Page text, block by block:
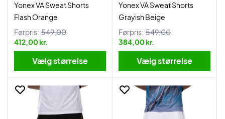
Yonex VA Sweat Shorts
Flash Orange
Førpris: 549,00
412,00 kr.
Vælg størrelse
Yonex VA Sweat Shorts
Grayish Beige
Førpris: 549,00
384,00 kr.
Vælg størrelse